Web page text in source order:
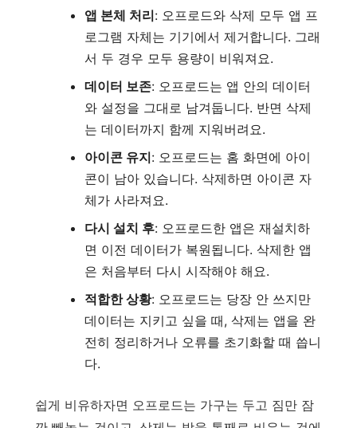
앱 본체 처리: 오프로드와 삭제 모두 앱 프
로그램 자체는 기기에서 제거합니다. 그래
서 두 경우 모두 용량이 비워져요.
데이터 보존: 오프로드는 앱 안의 데이터
와 설정을 그대로 남겨둡니다. 반면 삭제
는 데이터까지 함께 지워버려요.
아이콘 유지: 오프로드는 홈 화면에 아이
콘이 남아 있습니다. 삭제하면 아이콘 자
체가 사라져요.
다시 설치 후: 오프로드한 앱은 재설치하
면 이전 데이터가 복원됩니다. 삭제한 앱
은 처음부터 다시 시작해야 해요.
적합한 상황: 오프로드는 당장 안 쓰지만
데이터는 지키고 싶을 때, 삭제는 앱을 완
전히 정리하거나 오류를 초기화할 때 씁니
다.
쉽게 비유하자면 오프로드는 가구는 두고 짐만 잠